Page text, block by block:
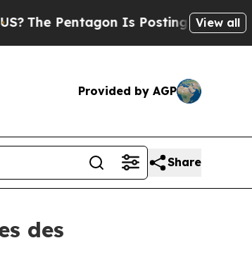
Pentagon Is Posting Cryptic Biblical
View all
Provided by AGP
Share
des